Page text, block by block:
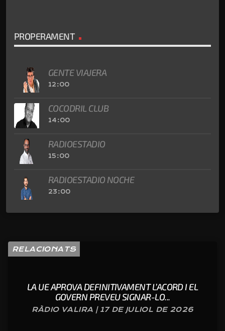
PROPERAMENT
GENTE VIAJERA
12:00
COCODRIL CLUB
14:00
RADIOESTADIO
15:00
RADIOESTADIO NOCHE
23:00
RELACIONATS
LA UE APROVA DEFINITIVAMENT L’ACORD I EL
GOVERN PREVEU SIGNAR-LO...
RÀDIO VALIRA | 17 DE JULIOL DE 2026